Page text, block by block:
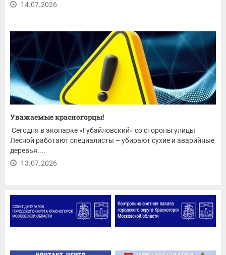
14.07.2026
Уважаемые красногорцы!
Сегодня в экопарке «Губайловский» со стороны улицы
Лесной работают специалисты – убирают сухие и аварийные
деревья....
13.07.2026